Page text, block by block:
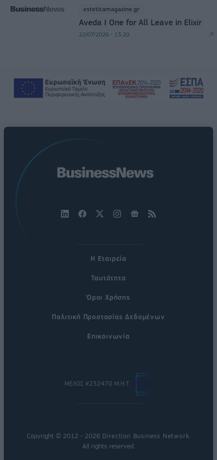
esteticamagazine.gr
Aveda I One for All Leave in Elixir
22/07/2026 - 13:20
Η Εταιρεία
Ταυτότητα
Όροι Χρήσης
Πολιτική Προστασίας Δεδομένων
Επικοινωνία
ΜΕΛΟΣ #232470 Μ.Η.Τ.
Copyright © 2012 - 2026 Direction Business Network
All rights reserved.